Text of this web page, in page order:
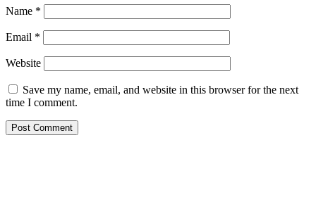
Name *
Email *
Website
Save my name, email, and website in this browser for the next
time I comment.